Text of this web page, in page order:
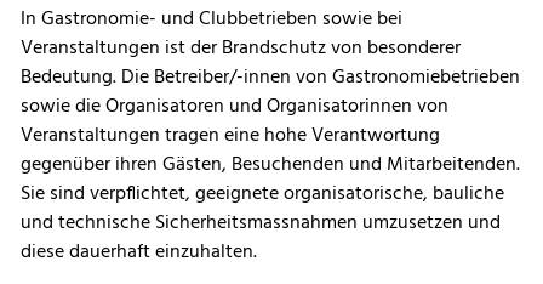
In Gastronomie- und Clubbetrieben sowie bei
Veranstaltungen ist der Brandschutz von besonderer
Bedeutung. Die Betreiber/-innen von Gastronomiebetrieben
sowie die Organisatoren und Organisatorinnen von
Veranstaltungen tragen eine hohe Verantwortung
gegenüber ihren Gästen, Besuchenden und Mitarbeitenden.
Sie sind verpflichtet, geeignete organisatorische, bauliche
und technische Sicherheitsmassnahmen umzusetzen und
diese dauerhaft einzuhalten.
Zugehörige Objekte